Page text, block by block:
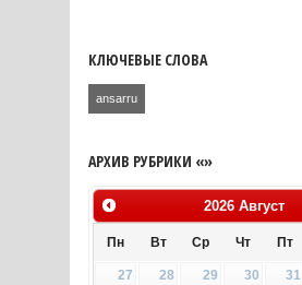
КЛЮЧЕВЫЕ СЛОВА
ansarru
АРХИВ РУБРИКИ «»
2026 Август
Пн Вт Ср Чт Пт
27 28 29 30 31